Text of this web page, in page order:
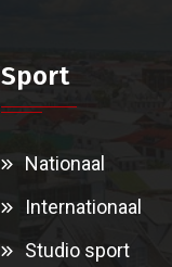
Sport
Nationaal
Internationaal
Studio sport